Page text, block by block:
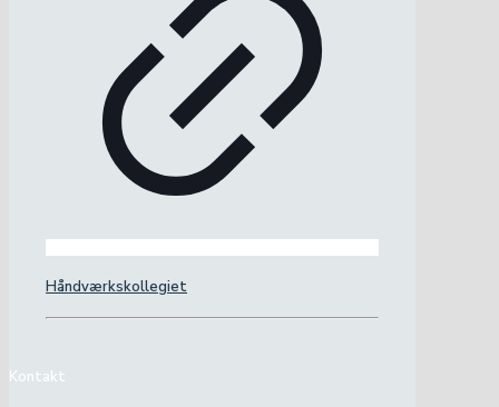
Håndværkskollegiet
Kontakt